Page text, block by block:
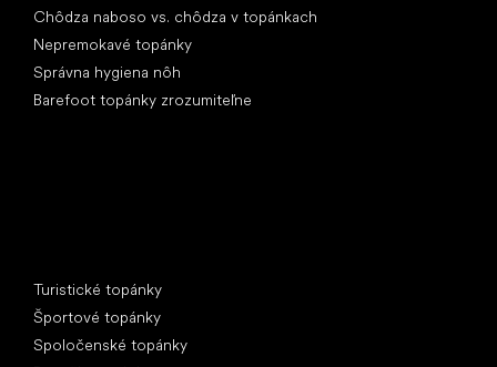
Chôdza naboso vs. chôdza v topánkach
Nepremokavé topánky
Správna hygiena nôh
Barefoot topánky zrozumiteľne
Turistické topánky
Športové topánky
Spoločenské topánky